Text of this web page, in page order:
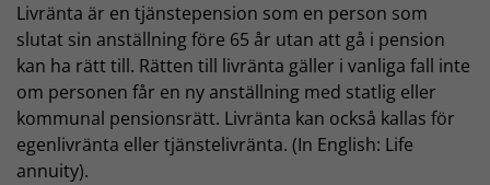
Livränta är en tjänstepension som en person som
slutat sin anställning före 65 år utan att gå i pension
kan ha rätt till. Rätten till livränta gäller i vanliga fall inte
om personen får en ny anställning med statlig eller
kommunal pensionsrätt. Livränta kan också kallas för
egenlivränta eller tjänstelivränta. (In English: Life
annuity).